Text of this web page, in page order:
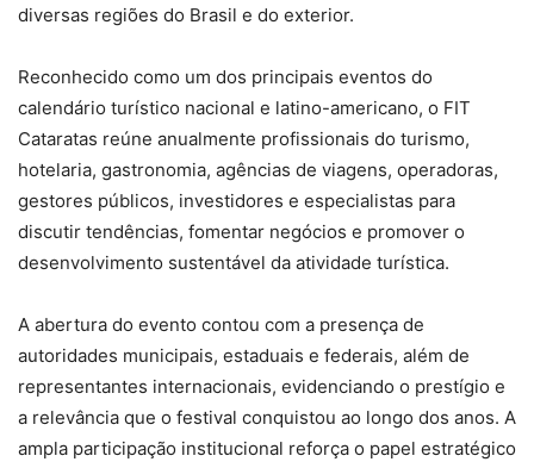
diversas regiões do Brasil e do exterior.
Reconhecido como um dos principais eventos do
calendário turístico nacional e latino-americano, o FIT
Cataratas reúne anualmente profissionais do turismo,
hotelaria, gastronomia, agências de viagens, operadoras,
gestores públicos, investidores e especialistas para
discutir tendências, fomentar negócios e promover o
desenvolvimento sustentável da atividade turística.
A abertura do evento contou com a presença de
autoridades municipais, estaduais e federais, além de
representantes internacionais, evidenciando o prestígio e
a relevância que o festival conquistou ao longo dos anos. A
ampla participação institucional reforça o papel estratégico